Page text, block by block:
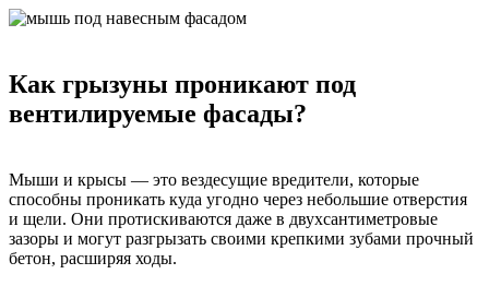
Как грызуны проникают под
вентилируемые фасады?
Мыши и крысы — это вездесущие вредители, которые
способны проникать куда угодно через небольшие отверстия
и щели. Они протискиваются даже в двухсантиметровые
зазоры и могут разгрызать своими крепкими зубами прочный
бетон, расширяя ходы.